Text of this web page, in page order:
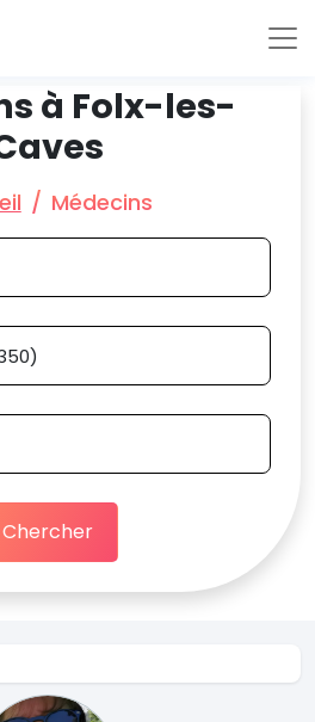
à Folx-les-
Médecins
Chercher